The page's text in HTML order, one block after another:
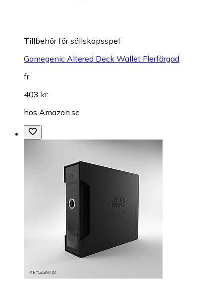
Tillbehör för sällskapsspel
Gamegenic Altered Deck Wallet Flerfärgad
fr.
403 kr
hos Amazon.se